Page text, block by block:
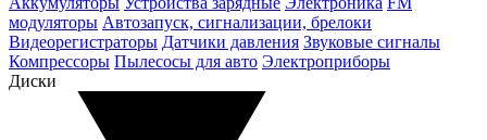
модуляторы Автозапуск, сигнализации, брелоки
Видеорегистраторы Датчики давления Звуковые сигналы
Компрессоры Пылесосы для авто Электроприборы
Диски